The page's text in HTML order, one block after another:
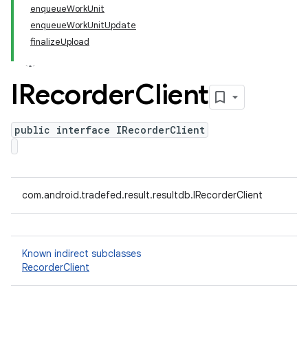
enqueueWorkUnit
enqueueWorkUnitUpdate
finalizeUpload
IRecorderClient
public interface IRecorderClient
com.android.tradefed.result.resultdb.IRecorderClient
Known indirect subclasses
RecorderClient